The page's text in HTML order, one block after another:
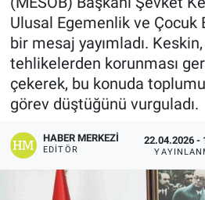
Ulusal Egemenlik ve Çocuk
bir mesaj yayımladı.
tehlikelerden korunması
çekerek, bu konuda
görev düştüğünü vurguladı.
HABER MERKEZI
EDITÖR
22.04.2026 -